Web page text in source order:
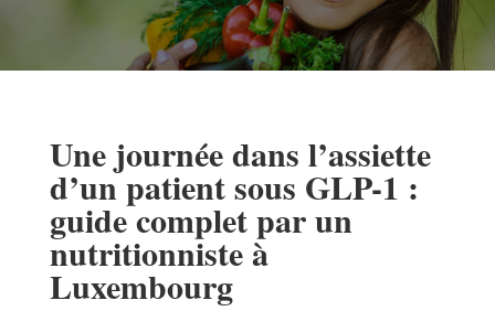
Une journée dans l’assiette
d’un patient sous GLP-1 :
guide complet par un
nutritionniste à
Luxembourg